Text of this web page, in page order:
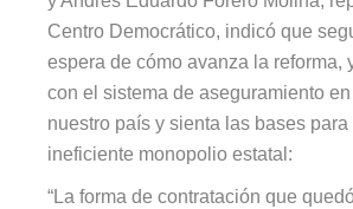
Centro Democrático, indicó que
espera de cómo avanza la reforma,
con el sistema de aseguramiento
nuestro país y sienta las bases para
ineficiente monopolio estatal:
“La forma de contratación que